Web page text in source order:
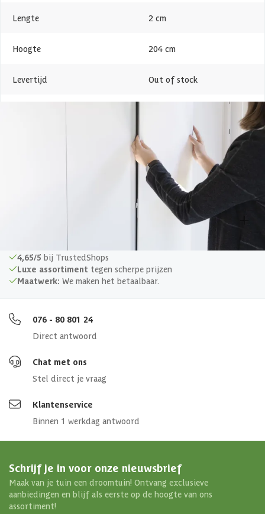
Lengte 2 cm
Hoogte 204 cm
Levertijd Out of stock
21-007-0398-0
9003414460553
Materiaal
Afmetingen (bxl) 2x28x204 cm
4,65/5 bij TrustedShops
Luxe assortiment tegen scherpe prijzen
Maatwerk: We maken het betaalbaar.
076 - 80 801 24
Direct antwoord
Chat met ons
Stel direct je vraag
Klantenservice
Binnen 1 werkdag antwoord
Schrijf je in voor onze nieuwsbrief
Maak van je tuin een droomtuin! Ontvang exclusieve
aanbiedingen en blijf als eerste op de hoogte van ons
assortiment!